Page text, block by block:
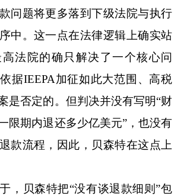
问题将更多落到下级法院与执行
中。这一点在法律逻辑上确实站
法院的确只解决了一个核心问
据IEEPA加征如此大范围、高税
是否定的。但判决并没有写明“财
限期内退还多少亿美元”，也没有
款流程，因此，贝森特在这点上
贝森特把“没有谈退款细则”包